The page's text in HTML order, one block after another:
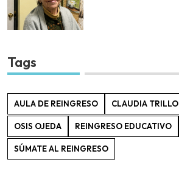
Tags
AULA DE REINGRESO CLAUDIA TRILLO
OSIS OJEDA REINGRESO EDUCATIVO
SÚMATE AL REINGRESO